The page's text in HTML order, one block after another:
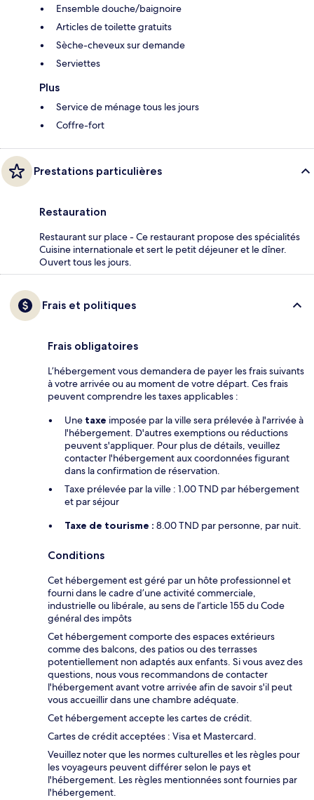
Ensemble douche/baignoire
Articles de toilette gratuits
Sèche-cheveux sur demande
Serviettes
Plus
Service de ménage tous les jours
Coffre-fort
Prestations particulières
Restauration
Restaurant sur place - Ce restaurant propose des spécialités
Cuisine internationale et sert le petit déjeuner et le dîner.
Ouvert tous les jours.
Frais et politiques
Frais obligatoires
L’hébergement vous demandera de payer les frais suivants
à votre arrivée ou au moment de votre départ. Ces frais
peuvent comprendre les taxes applicables :
Une taxe imposée par la ville sera prélevée à l'arrivée à
l'hébergement. D'autres exemptions ou réductions
peuvent s'appliquer. Pour plus de détails, veuillez
contacter l'hébergement aux coordonnées figurant
dans la confirmation de réservation.
Taxe prélevée par la ville : 1.00 TND par hébergement
et par séjour
Taxe de tourisme : 8.00 TND par personne, par nuit.
Conditions
Cet hébergement est géré par un hôte professionnel et
fourni dans le cadre d’une activité commerciale,
industrielle ou libérale, au sens de l’article 155 du Code
général des impôts
Cet hébergement comporte des espaces extérieurs
comme des balcons, des patios ou des terrasses
potentiellement non adaptés aux enfants. Si vous avez des
questions, nous vous recommandons de contacter
l'hébergement avant votre arrivée afin de savoir s'il peut
vous accueillir dans une chambre adéquate.
Cet hébergement accepte les cartes de crédit.
Cartes de crédit acceptées : Visa et Mastercard.
Veuillez noter que les normes culturelles et les règles pour
les voyageurs peuvent différer selon le pays et
l'hébergement. Les règles mentionnées sont fournies par
l'hébergement.